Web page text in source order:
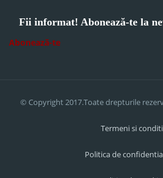
Fii informat! Abonează-te la
Abonează-te
© Copyright 2017.Toate drepturile
Termeni si
Politica de